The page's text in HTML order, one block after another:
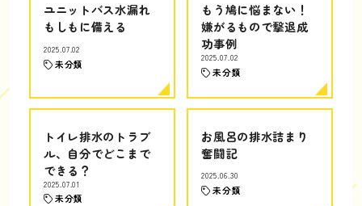
ユニットバス水漏れ
もしもに備える
2025.07.02
未分類
もう鳩に悩まない！
嫌がるもので撃退成
功事例
2025.07.02
未分類
トイレ排水のトラブ
ル、自分でどこまで
できる？
2025.07.01
未分類
お風呂の排水詰まり
奮闘記
2025.06.30
未分類